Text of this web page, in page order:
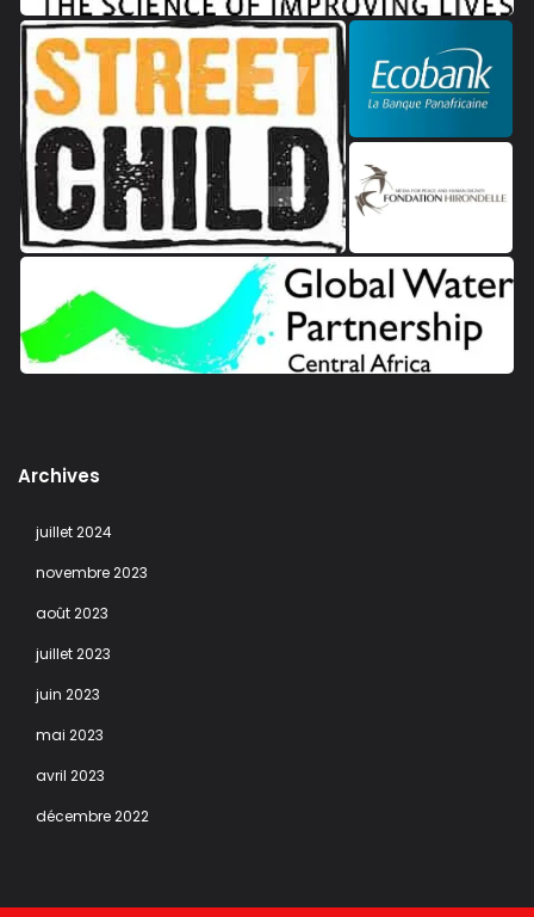
Archives
juillet 2024
novembre 2023
août 2023
juillet 2023
juin 2023
mai 2023
avril 2023
décembre 2022